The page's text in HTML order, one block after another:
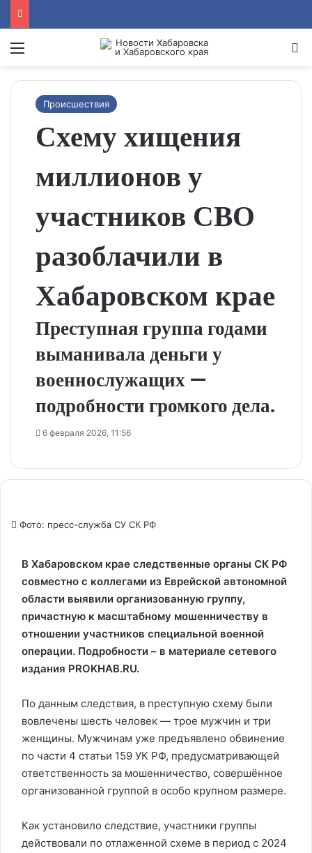
Menu
Происшествия
Схему хищения
миллионов у
участников СВО
разоблачили в
Хабаровском крае
Преступная группа годами
выманивала деньги у
военнослужащих —
подробности громкого дела.
6 февраля 2026, 11:56
Фото: пресс-служба СУ СК РФ
В Хабаровском крае следственные органы СК РФ
совместно с коллегами из Еврейской автономной
области выявили организованную группу,
причастную к масштабному мошенничеству в
отношении участников специальной военной
операции. Подробности – в материале сетевого
издания PROKHAB.RU.
По данным следствия, в преступную схему были
вовлечены шесть человек — трое мужчин и три
женщины. Мужчинам уже предъявлено обвинение
по части 4 статьи 159 УК РФ, предусматривающей
ответственность за мошенничество, совершённое
организованной группой в особо крупном размере.
Как установило следствие, участники группы
действовали по отлаженной схеме в период с 2024